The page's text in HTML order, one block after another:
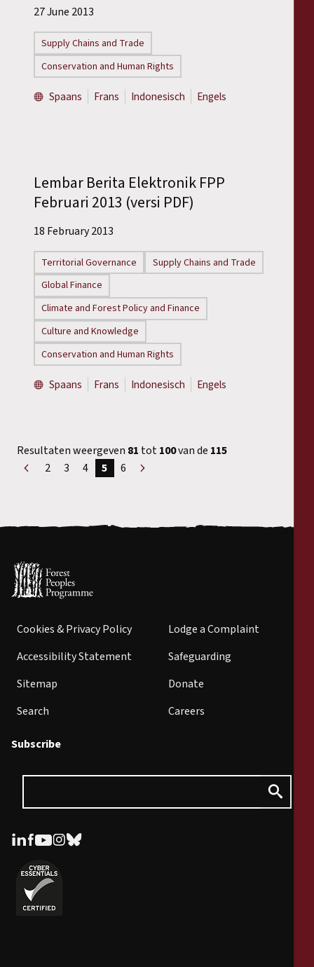
27 June 2013
Supply Chains and Trade
Conservation and Human Rights
Spaans Frans Indonesisch Engels
Lembar Berita Elektronik FPP
Februari 2013 (versi PDF)
18 February 2013
Territorial Governance
Supply Chains and Trade
Global Finance
Climate and Forest Policy and Finance
Culture and Knowledge
Conservation and Human Rights
Spaans Frans Indonesisch Engels
Resultaten weergeven 81 tot100van de 115
2 3 4 5
6
Cookies & Privacy Policy
Accessibility Statement
Sitemap
Search
Lodge a Complaint
Safeguarding
Donate
Careers
Subscribe